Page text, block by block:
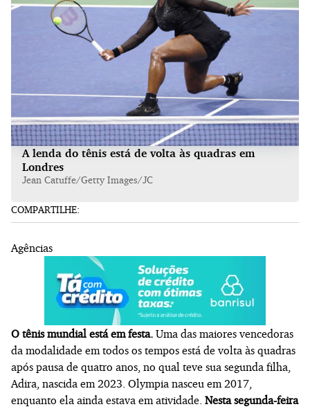
A lenda do tênis está de volta às quadras em
Londres
Jean Catuffe/Getty Images/JC
COMPARTILHE:
Agências
O tênis mundial está em festa. Uma das maiores vencedoras
da modalidade em todos os tempos está de volta às quadras
após pausa de quatro anos, no qual teve sua segunda filha,
Adira, nascida em 2023. Olympia nasceu em 2017,
enquanto ela ainda estava em atividade. Nesta segunda-feira